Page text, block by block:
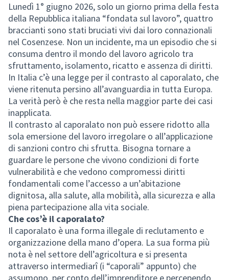
Lunedì 1° giugno 2026, solo un giorno prima della festa
della Repubblica italiana “fondata sul lavoro”, quattro
braccianti sono stati bruciati vivi dai loro connazionali
nel Cosenzese. Non un incidente, ma un episodio che si
consuma dentro il mondo del lavoro agricolo tra
sfruttamento, isolamento, ricatto e assenza di diritti.
In Italia c’è una legge per il contrasto al caporalato, che
viene ritenuta persino all’avanguardia in tutta Europa.
La verità però è che resta nella maggior parte dei casi
inapplicata.
Il contrasto al caporalato non può essere ridotto alla
sola emersione del lavoro irregolare o all’applicazione
di sanzioni contro chi sfrutta. Bisogna tornare a
guardare le persone che vivono condizioni di forte
vulnerabilità e che vedono compromessi diritti
fondamentali come l’accesso a un’abitazione
dignitosa, alla salute, alla mobilità, alla sicurezza e alla
piena partecipazione alla vita sociale.
Che cos’è il caporalato?
Il caporalato è una forma illegale di reclutamento e
organizzazione della mano d’opera. La sua forma più
nota è nel settore dell’agricoltura e si presenta
attraverso intermediarî (i “caporali” appunto) che